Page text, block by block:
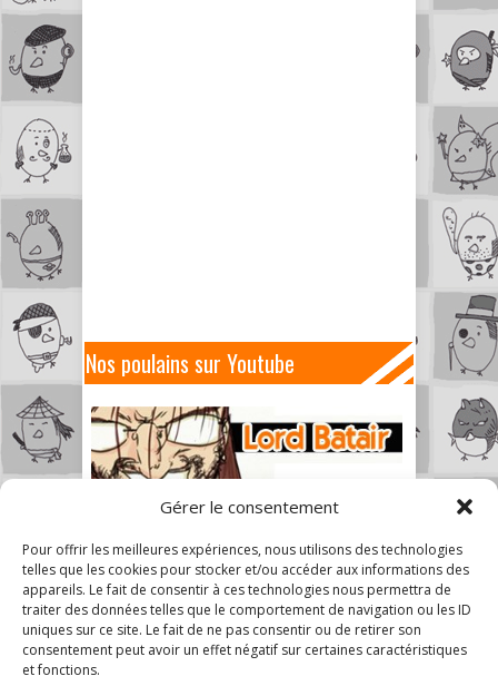
Gérer le consentement
Pour offrir les meilleures expériences, nous utilisons des technologies
telles que les cookies pour stocker et/ou accéder aux informations des
appareils. Le fait de consentir à ces technologies nous permettra de
traiter des données telles que le comportement de navigation ou les ID
uniques sur ce site. Le fait de ne pas consentir ou de retirer son
consentement peut avoir un effet négatif sur certaines caractéristiques
et fonctions.
Nos poulains sur Youtube